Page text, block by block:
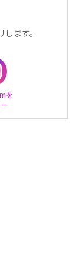
ます。
を